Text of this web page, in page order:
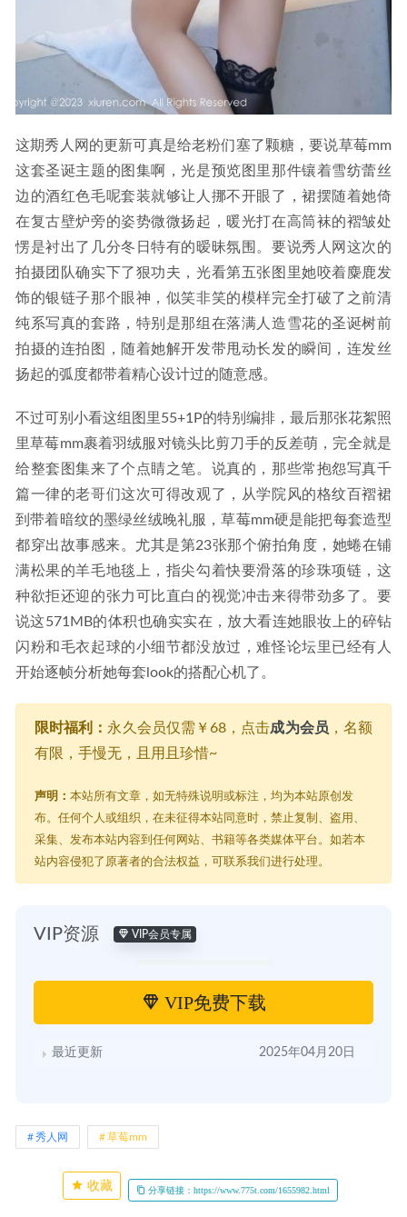
这期秀人网的更新可真是给老粉们塞了颗糖，要说草莓mm
这套圣诞主题的图集啊，光是预览图里那件镶着雪纺蕾丝
边的酒红色毛呢套装就够让人挪不开眼了，裙摆随着她倚
在复古壁炉旁的姿势微微扬起，暖光打在高筒袜的褶皱处
愣是衬出了几分冬日特有的暧昧氛围。要说秀人网这次的
拍摄团队确实下了狠功夫，光看第五张图里她咬着麋鹿发
饰的银链子那个眼神，似笑非笑的模样完全打破了之前清
纯系写真的套路，特别是那组在落满人造雪花的圣诞树前
拍摄的连拍图，随着她解开发带甩动长发的瞬间，连发丝
扬起的弧度都带着精心设计过的随意感。
不过可别小看这组图里55+1P的特别编排，最后那张花絮照
里草莓mm裹着羽绒服对镜头比剪刀手的反差萌，完全就是
给整套图集来了个点睛之笔。说真的，那些常抱怨写真千
篇一律的老哥们这次可得改观了，从学院风的格纹百褶裙
到带着暗纹的墨绿丝绒晚礼服，草莓mm硬是能把每套造型
都穿出故事感来。尤其是第23张那个俯拍角度，她蜷在铺
满松果的羊毛地毯上，指尖勾着快要滑落的珍珠项链，这
种欲拒还迎的张力可比直白的视觉冲击来得带劲多了。要
说这571MB的体积也确实实在，放大看连她眼妆上的碎钻
闪粉和毛衣起球的小细节都没放过，难怪论坛里已经有人
开始逐帧分析她每套look的搭配心机了。
限时福利： 永久会员仅需￥68，点击成为会员 ，名额
有限，手慢无，且用且珍惜~
声明： 本站所有文章，如无特殊说明或标注，均为本站原创发
布。任何个人或组织，在未征得本站同意时，禁止复制、盗用、
采集、发布本站内容到任何网站、书籍等各类媒体平台。如若本
站内容侵犯了原著者的合法权益，可联系我们进行处理。
VIP资源 VIP会员专属
VIP免费下载
最近更新 2025年04月20日
秀人网 草莓mm
收藏 分享链接：https://www.775t.com/1655982.html